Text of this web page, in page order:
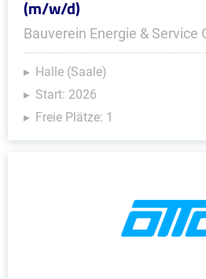
(m/w/d)
Bauverein Energie & Service
Halle (Saale)
Start: 2026
Freie Plätze: 1